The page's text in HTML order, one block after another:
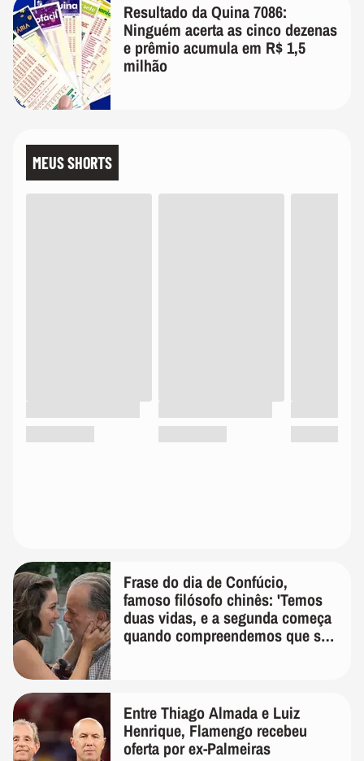
Resultado da Quina 7086:
Ninguém acerta as cinco dezenas
e prêmio acumula em R$ 1,5
milhão
MEUS SHORTS
Frase do dia de Confúcio,
famoso filósofo chinês: 'Temos
duas vidas, e a segunda começa
quando compreendemos que só
Entre Thiago Almada e Luiz
Henrique, Flamengo recebeu
oferta por ex-Palmeiras